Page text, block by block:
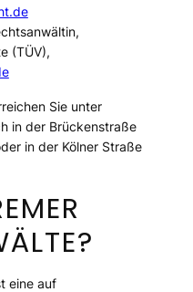
(TÜV),
Sie unter
in der Brückenstraße
in der Kölner Straße
eine auf